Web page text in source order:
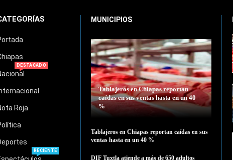
DESTACADO
Roja
RECIENTE
MUNICIPIOS
Tablajeros en Chiapas reportan
caídas en sus ventas hasta en un 40
%
Tablajeros en Chiapas reportan caídas en sus
ventas hasta en un 40 %
DIF Tuxtla atiende a más de 650 adultos